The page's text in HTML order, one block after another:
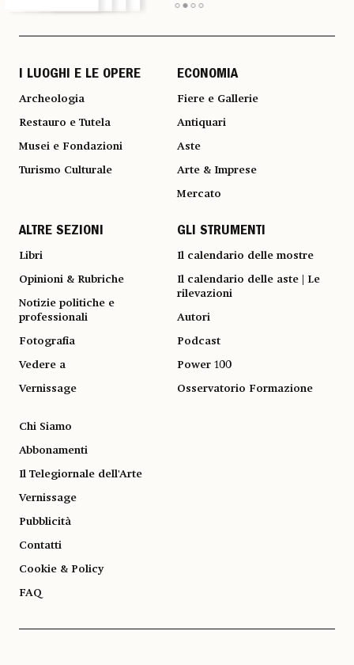
I LUOGHI E LE OPERE
Archeologia
Restauro e Tutela
Musei e Fondazioni
Turismo Culturale
ECONOMIA
Fiere e Gallerie
Antiquari
Aste
Arte & Imprese
Mercato
ALTRE SEZIONI
Libri
Opinioni & Rubriche
Notizie politiche e
professionali
Fotografia
Vedere a
Vernissage
GLI STRUMENTI
Il calendario delle mostre
Il calendario delle aste | Le
rilevazioni
Autori
Podcast
Power 100
Osservatorio Formazione
Chi Siamo
Abbonamenti
Il Telegiornale dell'Arte
Vernissage
Pubblicità
Contatti
Cookie & Policy
FAQ